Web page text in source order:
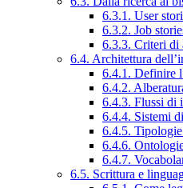
6.3.1. User
6.3.2. Job
6.3.3. Criteri di
6.4. Architettura
6.4.1. Definire
6.4.2.
6.4.3. Flussi di
6.4.4. Sistemi
6.4.5.
6.4.6.
6.4.7.
6.5. Scrittura e